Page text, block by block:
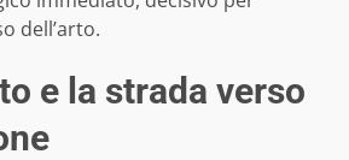
dell’arto.
e la strada verso